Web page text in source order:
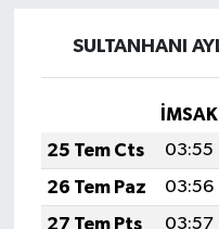
SULTANHANI
İMSAK
25 Tem Cts
03:55
26 Tem Paz
03:56
27 Tem Pts
03:57